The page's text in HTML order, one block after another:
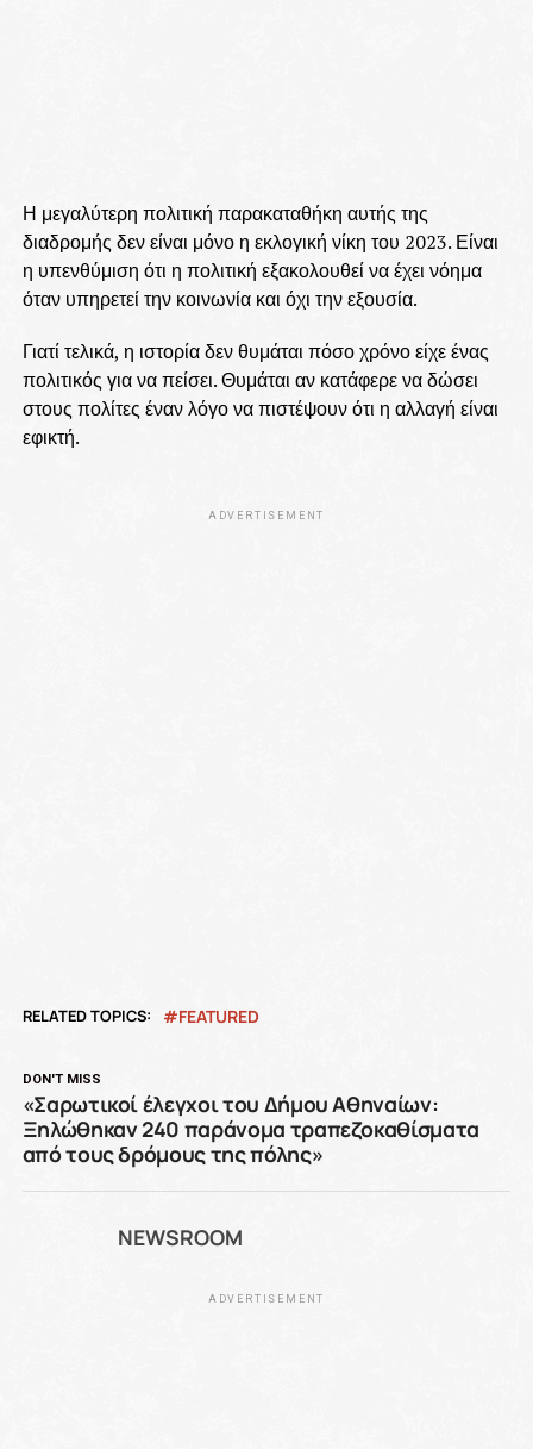
Η μεγαλύτερη πολιτική παρακαταθήκη αυτής της
διαδρομής δεν είναι μόνο η εκλογική νίκη του 2023. Είναι
η υπενθύμιση ότι η πολιτική εξακολουθεί να έχει νόημα
όταν υπηρετεί την κοινωνία και όχι την εξουσία.
Γιατί τελικά, η ιστορία δεν θυμάται πόσο χρόνο είχε ένας
πολιτικός για να πείσει. Θυμάται αν κατάφερε να δώσει
στους πολίτες έναν λόγο να πιστέψουν ότι η αλλαγή είναι
εφικτή.
ADVERTISEMENT
RELATED TOPICS: FEATURED
DON'T MISS
«Σαρωτικοί έλεγχοι του Δήμου Αθηναίων:
Ξηλώθηκαν 240 παράνομα τραπεζοκαθίσματα
από τους δρόμους της πόλης»
NEWSROOM
ADVERTISEMENT